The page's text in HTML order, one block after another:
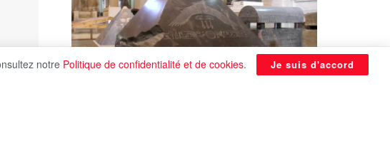
notre Politique de confidentialité et de cookies. Je suis d'accord